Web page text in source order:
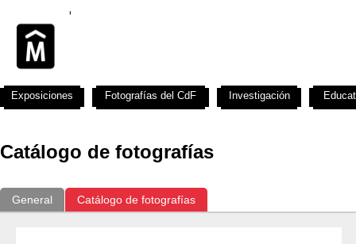
Catálogo de fotografías
General Catálogo de fotografías
Exposiciones Fotografías del CdF Investigación